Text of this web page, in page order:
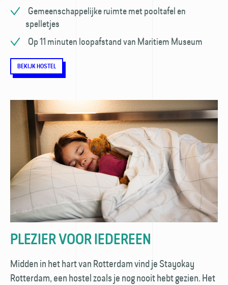
Gemeenschappelijke ruimte met pooltafel en
spelletjes
Op 11 minuten loopafstand van Maritiem Museum
BEKIJK HOSTEL
PLEZIER VOOR IEDEREEN
Midden in het hart van Rotterdam vind je Stayokay
Rotterdam, een hostel zoals je nog nooit hebt gezien. Het